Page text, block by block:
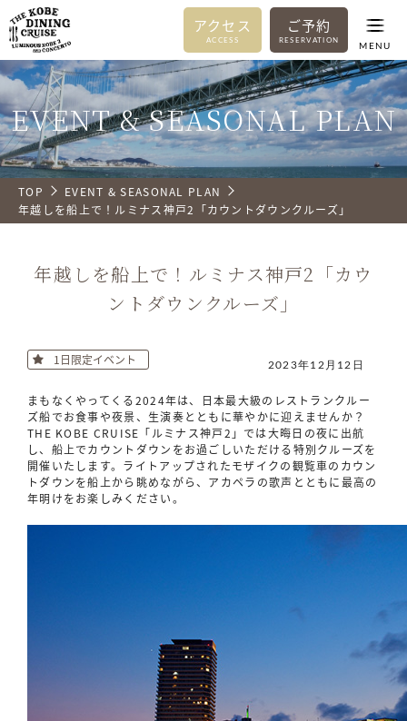
ご予約
RESERVATION
アクセス
ACCESS MENU
EVENT & SEASONAL PLAN
TOP
EVENT & SEASONAL PLAN
年越しを船上で！ルミナス神戸2「カウントダウンクルーズ」
年越しを船上で！ルミナス神戸2「カウ
ントダウンクルーズ」
1日限定イベント 2023年12月12日
まもなくやってくる2024年は、日本最大級のレストランクルー
ズ船でお食事や夜景、生演奏とともに華やかに迎えませんか？
THE KOBE CRUISE「ルミナス神戸2」では大晦日の夜に出航
し、船上でカウントダウンをお過ごしいただける特別クルーズを
開催いたします。ライトアップされたモザイクの観覧車のカウン
トダウンを船上から眺めながら、アカペラの歌声とともに最高の
年明けをお楽しみください。